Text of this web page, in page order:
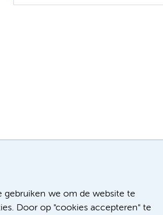
we om de website te
Door op "cookies accepteren" te